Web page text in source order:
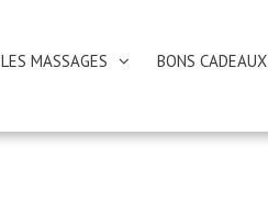
LES MASSAGES BONS CADEAUX